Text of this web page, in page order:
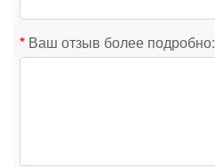
Ваш отзыв более подробно: